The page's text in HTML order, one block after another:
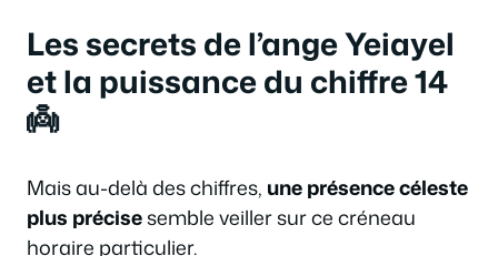
Les secrets de l’ange Yeiayel
et la puissance du chiffre 14
👼
Mais au-delà des chiffres, une présence céleste
plus précisesemble veiller sur ce créneau
horaire particulier.